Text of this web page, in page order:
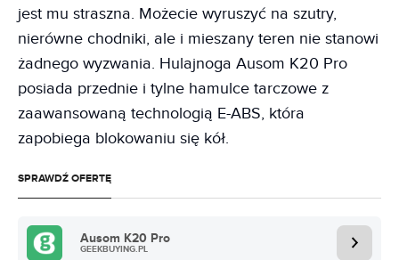
jest mu straszna. Możecie wyruszyć na szutry,
nierówne chodniki, ale i mieszany teren nie stanowi
żadnego wyzwania. Hulajnoga Ausom K20 Pro
posiada przednie i tylne hamulce tarczowe z
zaawansowaną technologią E-ABS, która
zapobiega blokowaniu się kół.
SPRAWDŹ OFERTĘ
Ausom K20 Pro
GEEKBUYING.PL